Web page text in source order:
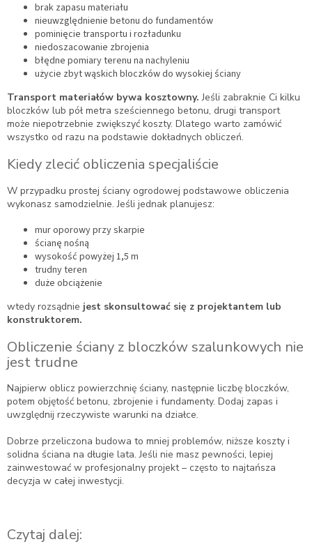
brak zapasu materiału
nieuwzględnienie betonu do fundamentów
pominięcie transportu i rozładunku
niedoszacowanie zbrojenia
błędne pomiary terenu na nachyleniu
użycie zbyt wąskich bloczków do wysokiej ściany
Transport materiałów bywa kosztowny. Jeśli zabraknie Ci kilku
bloczków lub pół metra sześciennego betonu, drugi transport
może niepotrzebnie zwiększyć koszty. Dlatego warto zamówić
wszystko od razu na podstawie dokładnych obliczeń.
Kiedy zlecić obliczenia specjaliście
W przypadku prostej ściany ogrodowej podstawowe obliczenia
wykonasz samodzielnie. Jeśli jednak planujesz:
mur oporowy przy skarpie
ścianę nośną
wysokość powyżej 1,5 m
trudny teren
duże obciążenie
wtedy rozsądnie jest skonsultować się z projektantem lub
konstruktorem.
Obliczenie ściany z bloczków szalunkowych nie
jest trudne
Najpierw oblicz powierzchnię ściany, następnie liczbę bloczków,
potem objętość betonu, zbrojenie i fundamenty. Dodaj zapas i
uwzględnij rzeczywiste warunki na działce.
Dobrze przeliczona budowa to mniej problemów, niższe koszty i
solidna ściana na długie lata. Jeśli nie masz pewności, lepiej
zainwestować w profesjonalny projekt – często to najtańsza
decyzja w całej inwestycji.
Czytaj dalej: